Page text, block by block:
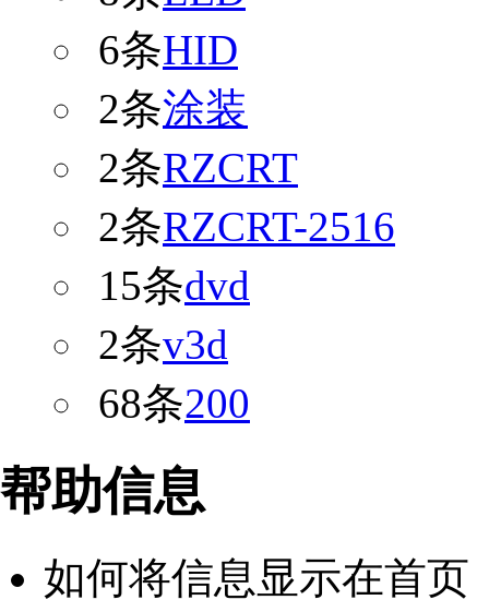
6条HID
2条涂装
2条RZCRT
2条RZCRT-2516
15条dvd
2条v3d
68条200
帮助信息
如何将信息显示在首页